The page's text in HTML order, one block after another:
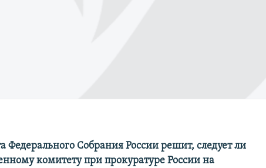
Федерального Собрания России решит, следует ли
комитету при прокуратуре России на